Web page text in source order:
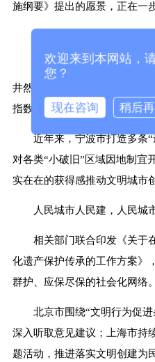
施纲要》提出的愿景，正在一
走进浙江省宁波市北仑区
井然有序。前来买菜的顾客说
指数都上去了。
近年来，宁波市打造多条
对各类“小破旧”区域因地制宜
实在在的获得感推动文明城市
人民城市人民建，人民城
相关部门联合印发《关于
化遗产保护传承的工作方案》
群护、应保尽保的社会化网络。
北京市围绕“文明行为促
深入听取意见建议；上海市
题活动，推进落实文明创建为
欢迎来到本网站，
您？
现在咨询 稍后